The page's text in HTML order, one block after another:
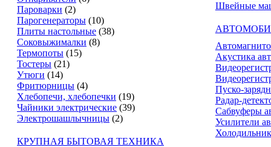
Пароварки (2)
Парогенераторы (10)
Плиты настольные (38)
Соковыжималки (8)
Термопоты (15)
Тостеры (21)
Утюги (14)
Фритюрницы (4)
Хлебопечи, хлебопечки (19)
Чайники электрические (39)
Электрошашлычницы (2)
КРУПНАЯ БЫТОВАЯ ТЕХНИКА
Швейные
Акустика
Пуско-
Радар-
Сабвуферы
Усилители